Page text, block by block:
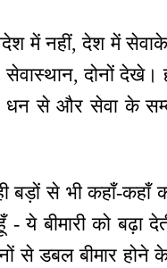
में नहीं, देश में
दोनों
धन से और सेवा के
से भी कहाँ-कहाँ
ये बीमारी को बढ़ा
से डबल बीमार होने